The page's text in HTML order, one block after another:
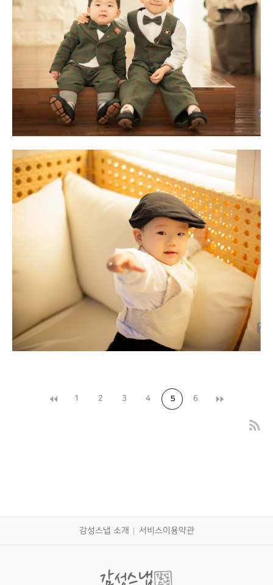
제니스뷔폐 범어점 대구돌스냅
오월의정원 수성점 대구돌스냅
1 2 3 4 5 6
감성스냅 소개 서비스이용약관